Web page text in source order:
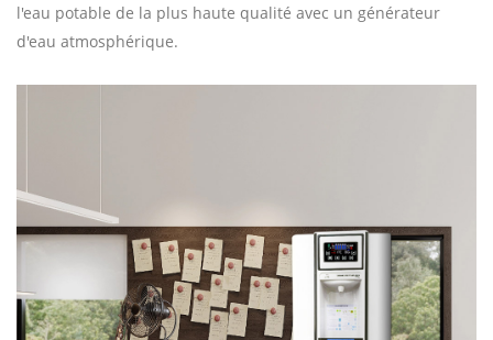
l'eau potable de la plus haute qualité avec un générateur
d'eau atmosphérique.